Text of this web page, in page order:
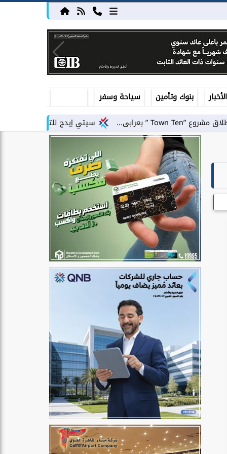
بنوك وتأمين
سياحة وسفر
سيتي إيدج للتطوير العقاري توقع شراكة